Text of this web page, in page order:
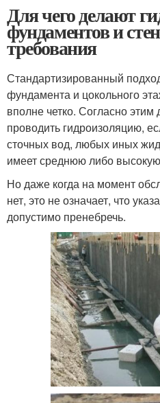
Для чего делают
фундаментов и
требования
Стандартизированный
фундамента и цокольного
вполне четко. Согласно этим
проводить гидроизоляцию,
сточных вод, любых иных
имеет среднюю либо
Но даже когда на момент
нет, это не означает, что
допустимо пренебречь.